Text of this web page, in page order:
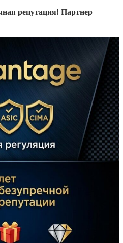
репутация! Партнер